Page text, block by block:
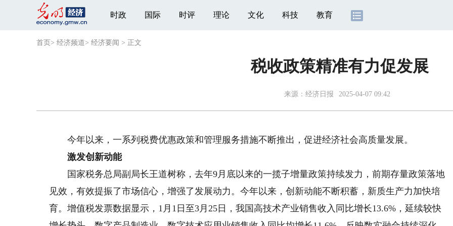
时政 国际 时评 理论 文化 科技 教育
首页 > 经济频道> 经济要闻 > 正文
税收政策精准有力促发展
来源： 经济日报 2025-04-07 09:42
今年以来，一系列税费优惠政策和管理服务措施不断推出，促进经济社会高质量发展。
激发创新动能
国家税务总局副局长王道树称，去年9月底以来的一揽子增量政策持续发力，前期存量政策落地
见效，有效提振了市场信心，增强了发展动力。今年以来，创新动能不断积蓄，新质生产力加快培
育。增值税发票数据显示，1月1日至3月25日，我国高技术产业销售收入同比增长13.6%，延续较快